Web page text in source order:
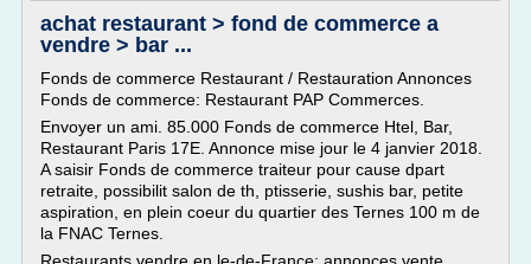
achat restaurant > fond de commerce a
vendre > bar ...
Fonds de commerce Restaurant / Restauration Annonces
Fonds de commerce: Restaurant PAP Commerces.
Envoyer un ami. 85.000 Fonds de commerce Htel, Bar,
Restaurant Paris 17E. Annonce mise jour le 4 janvier 2018.
A saisir Fonds de commerce traiteur pour cause dpart
retraite, possibilit salon de th, ptisserie, sushis bar, petite
aspiration, en plein coeur du quartier des Ternes 100 m de
la FNAC Ternes.